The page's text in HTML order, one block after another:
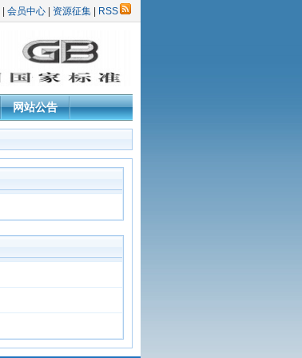
会员中心 资源征集 RSS
网站公告